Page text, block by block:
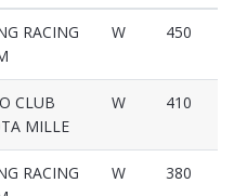
RACING
W 450
CLUB
MILLE
W 410
RACING
W 380